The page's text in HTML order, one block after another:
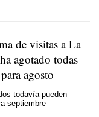
de visitas a La
agotado todas
agosto
todavía pueden
septiembre